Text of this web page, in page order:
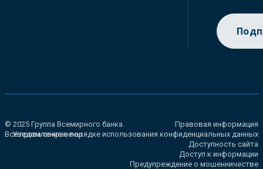
© 2025 Группа Всемирного банка.
Все права сохранены.
Правовая информация
Уведомление о порядке использования конфиденциальных данных
Доступность сайта
Доступ к информации
Предупреждение о мошенничестве